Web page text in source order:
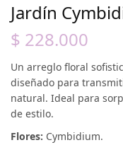
Jardín
$ 228.000
Un arreglo floral
diseñado para
natural. Ideal para
de estilo.
Flores: Cymbidium.